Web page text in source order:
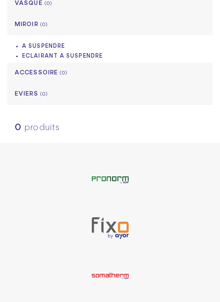
VASQUE (0)
MIROIR (0)
A SUSPENDRE
ECLAIRANT A SUSPENDRE
ACCESSOIRE(0)
EVIERS (0)
0 produits